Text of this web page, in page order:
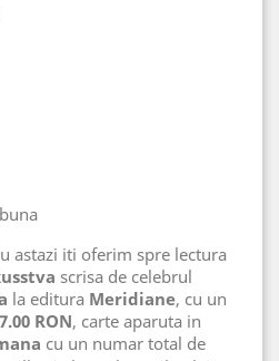
astazi iti oferim spre lectura
scrisa de celebrul
la editura Meridiane, cu un
7.00 RON, carte aparuta in
cu un numar total de